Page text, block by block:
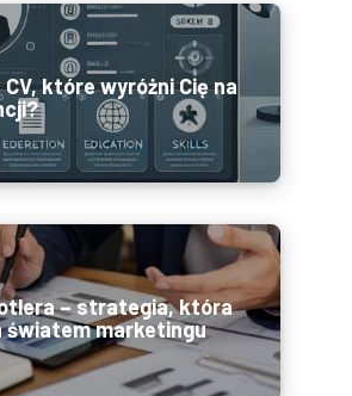
które wyróżni Cię na
– strategia, która
światem marketingu